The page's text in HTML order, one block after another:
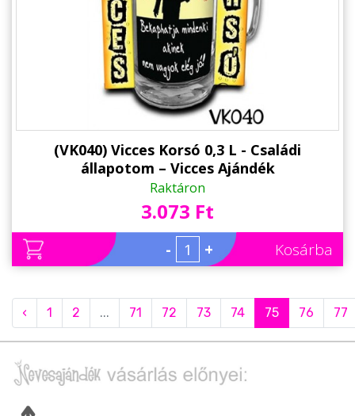
(VK040) Vicces Korsó 0,3 L - Családi
állapotom – Vicces Ajándék
Raktáron
3.073 Ft
- + Kosárba
‹ 1 2 ... 71 72 73 74 75 76 77